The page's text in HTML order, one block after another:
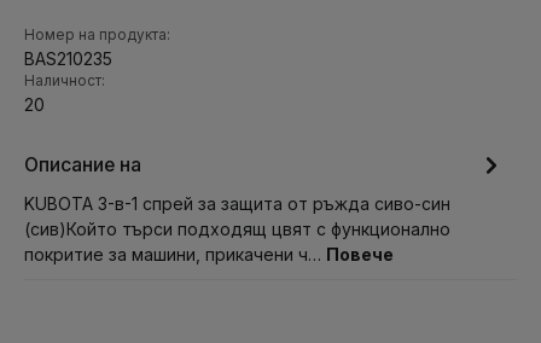
Номер на продукта:
BAS210235
Наличност:
20
Описание на
KUBOTA 3-в-1 спрей за защита от ръжда сиво-син
(сив)Който търси подходящ цвят с функционално
покритие за машини, прикачени ч… Повече